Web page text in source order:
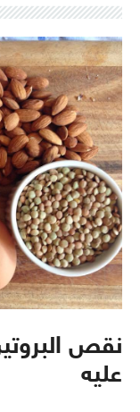
نقص
عليه